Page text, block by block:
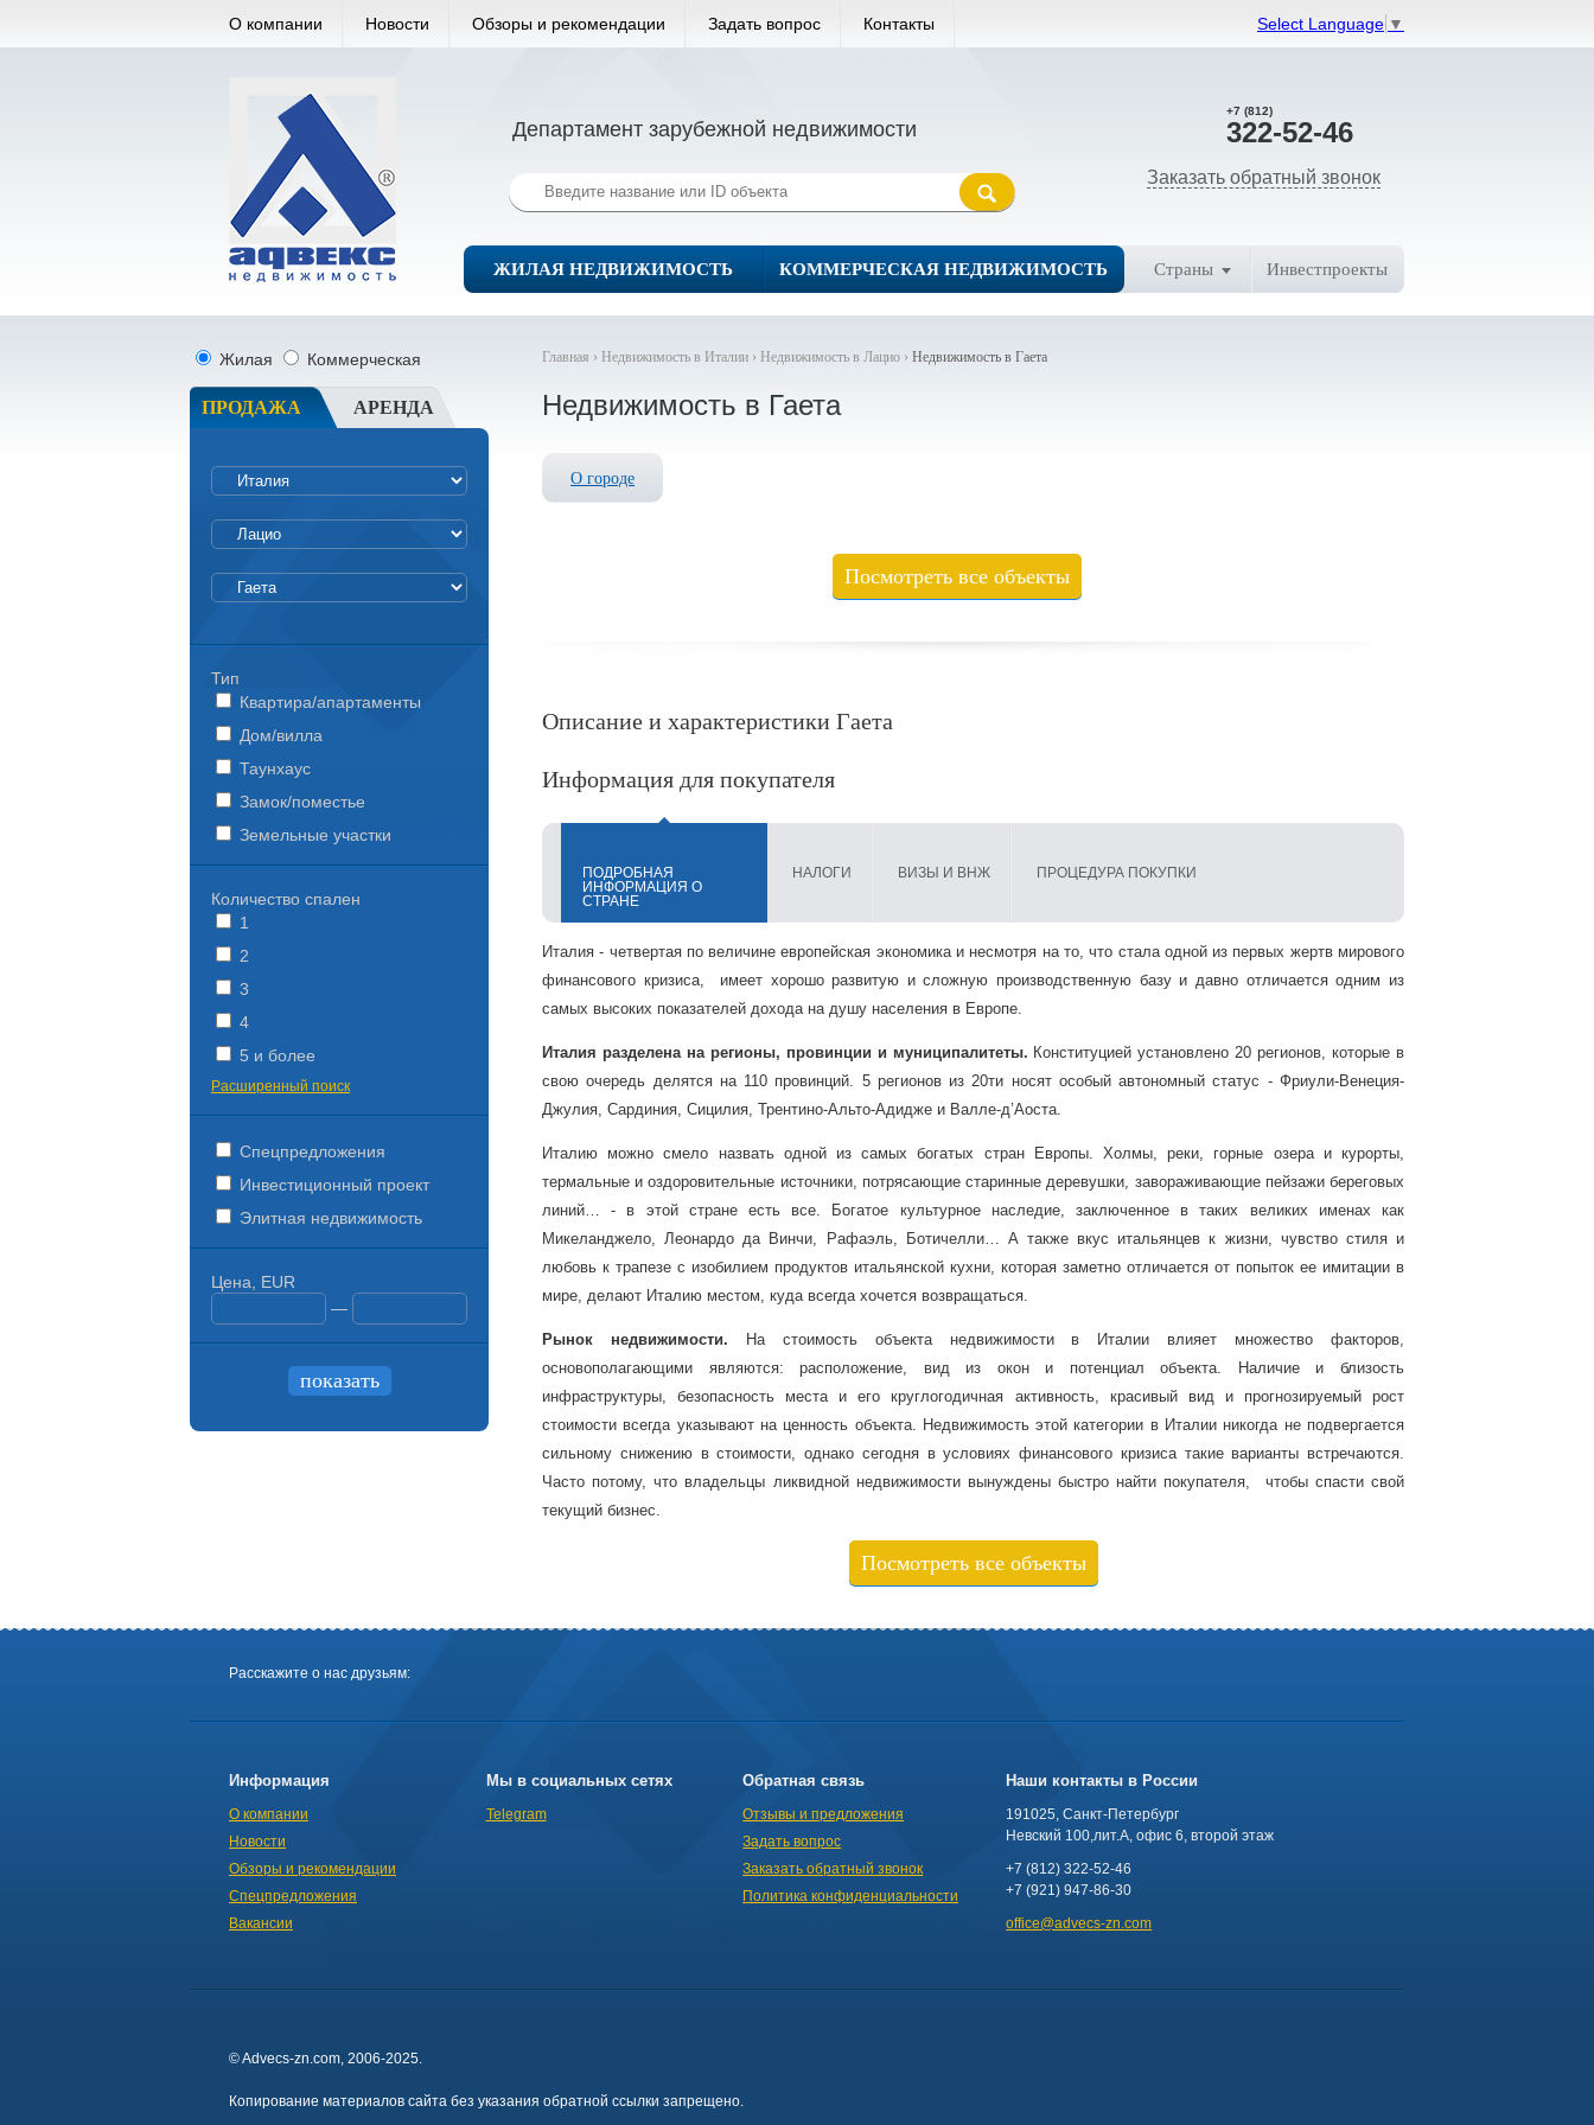
Select Language ▼
О компании Новости Обзоры и рекомендации Задать вопрос Контакты
+7 (812)
322-52-46
Заказать обратный звонок
Департамент зарубежной недвижимости
ЖИЛАЯ НЕДВИЖИМОСТЬ КОММЕРЧЕСКАЯ НЕДВИЖИМОСТЬ Страны Инвестпроекты
Главная › Недвижимость в Италии › Недвижимость в Лацио › Недвижимость в Гаета
Недвижимость в Гаета
О городе
Посмотреть все объекты
Описание и характеристики Гаета
Информация для покупателя
ПОДРОБНАЯ
ИНФОРМАЦИЯ О
СТРАНЕ
НАЛОГИ ВИЗЫ И ВНЖ ПРОЦЕДУРА ПОКУПКИ
Италия - четвертая по величине европейская экономика и несмотря на то, что стала одной из первых жертв мирового
финансового кризиса, имеет хорошо развитую и сложную производственную базу и давно отличается одним из
самых высоких показателей дохода на душу населения в Европе.
Италия разделена на регионы, провинции и муниципалитеты. Конституцией установлено 20 регионов, которые в
свою очередь делятся на 110 провинций. 5 регионов из 20ти носят особый автономный статус - Фриули-Венеция-
Джулия, Сардиния, Сицилия, Трентино-Альто-Адидже и Валле-д’Аоста.
Италию можно смело назвать одной из самых богатых стран Европы. Холмы, реки, горные озера и курорты,
термальные и оздоровительные источники, потрясающие старинные деревушки, завораживающие пейзажи береговых
линий… - в этой стране есть все. Богатое культурное наследие, заключенное в таких великих именах как
Микеланджело, Леонардо да Винчи, Рафаэль, Ботичелли… А также вкус итальянцев к жизни, чувство стиля и
любовь к трапезе с изобилием продуктов итальянской кухни, которая заметно отличается от попыток ее имитации в
мире, делают Италию местом, куда всегда хочется возвращаться.
Рынок недвижимости. На стоимость объекта недвижимости в Италии влияет множество факторов,
основополагающими являются: расположение, вид из окон и потенциал объекта. Наличие и близость
инфраструктуры, безопасность места и его круглогодичная активность, красивый вид и прогнозируемый рост
стоимости всегда указывают на ценность объекта. Недвижимость этой категории в Италии никогда не подвергается
сильному снижению в стоимости, однако сегодня в условиях финансового кризиса такие варианты встречаются.
Часто потому, что владельцы ликвидной недвижимости вынуждены быстро найти покупателя, чтобы спасти свой
текущий бизнес.
Посмотреть все объекты
Жилая Коммерческая
ПРОДАЖА АРЕНДА
Тип
Квартира/апартаменты
Дом/вилла
Таунхаус
Замок/поместье
Земельные участки
Количество спален
1
2
3
4
5 и более
Расширенный поиск
Спецпредложения
Инвестиционный проект
Элитная недвижимость
Цена, EUR
—
Расскажите о нас друзьям:
Информация
О компании
Новости
Обзоры и рекомендации
Спецпредложения
Вакансии
Мы в социальных сетях
Telegram
Обратная связь
Отзывы и предложения
Задать вопрос
Заказать обратный звонок
Политика конфиденциальности
Наши контакты в России
191025, Санкт-Петербург
Невский 100,лит.А, офис 6, второй этаж
+7 (812) 322-52-46
+7 (921) 947-86-30
office@advecs-zn.com
© Advecs-zn.com, 2006-2025.
Копирование материалов сайта без указания обратной ссылки запрещено.